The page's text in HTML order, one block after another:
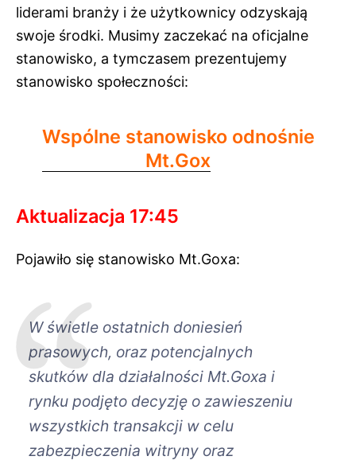
liderami branży i że użytkownicy odzyskają
swoje środki. Musimy zaczekać na oficjalne
stanowisko, a tymczasem prezentujemy
stanowisko społeczności:
Wspólne stanowisko odnośnie
Mt.Gox
Aktualizacja 17:45
Pojawiło się stanowisko Mt.Goxa:
W świetle ostatnich doniesień
prasowych, oraz potencjalnych
skutków dla działalności Mt.Goxa i
rynku podjęto decyzję o zawieszeniu
wszystkich transakcji w celu
zabezpieczenia witryny oraz